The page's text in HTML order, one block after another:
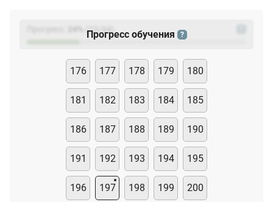
(23
Прогресс обучения ?
176 177 178 179 180
181 182 183 184 185
186 187 188 189 190
191 192 193 194 195
196 197 198 199 200